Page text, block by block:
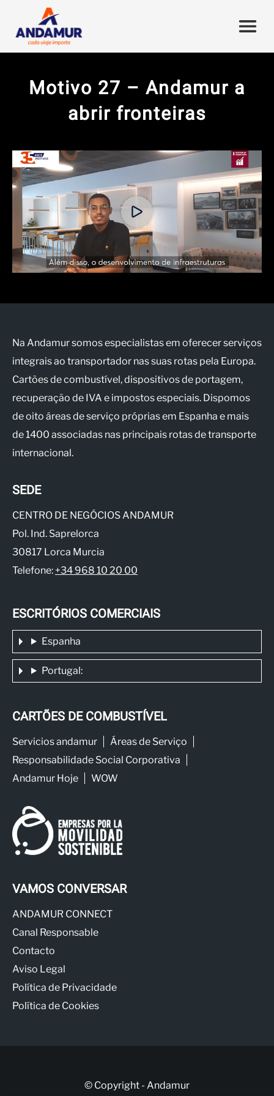
Motivo 27 – Andamur a
abrir fronteiras
Na Andamur somos especialistas em oferecer serviços
integrais ao transportador nas suas rotas pela Europa.
Cartões de combustível, dispositivos de portagem,
recuperação de IVA e impostos especiais. Dispomos
de oito áreas de serviço próprias em Espanha e mais
de 1400 associadas nas principais rotas de transporte
internacional.
SEDE
CENTRO DE NEGÓCIOS ANDAMUR
Pol. Ind. Saprelorca
30817 Lorca Murcia
Telefone: +34 968 10 20 00
ESCRITÓRIOS COMERCIAIS
Espanha
Portugal:
CARTÕES DE COMBUSTÍVEL
Servicios andamur
Áreas de Serviço
Responsabilidade Social Corporativa
Andamur Hoje
WOW
VAMOS CONVERSAR
ANDAMUR CONNECT
Canal Responsable
Contacto
Aviso Legal
Política de Privacidade
Política de Cookies
© Copyright - Andamur